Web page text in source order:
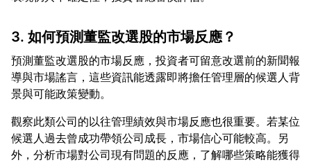
3. 如何預測董監改選股的市場反應？
預測董監改選股的市場反應，投資者可留意改選前的新聞報
導與市場謠言，這些資訊能透露即將擔任管理層的候選人背
觀察此類公司的以往管理績效與市場反應也很重要。若某位
候選人過去曾成功帶領公司成長，市場信心可能較高。另
外，分析市場對公司現有問題的反應，了解哪些策略能獲得